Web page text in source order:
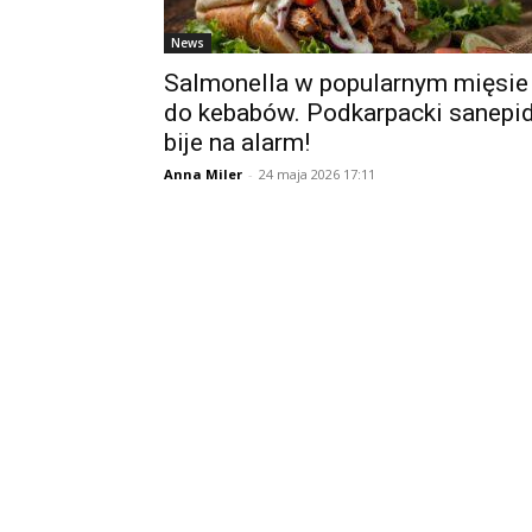
News
Salmonella w popularnym mięsie
do kebabów. Podkarpacki
bije na alarm!
Anna Miler - 24 maja 2026 17:11